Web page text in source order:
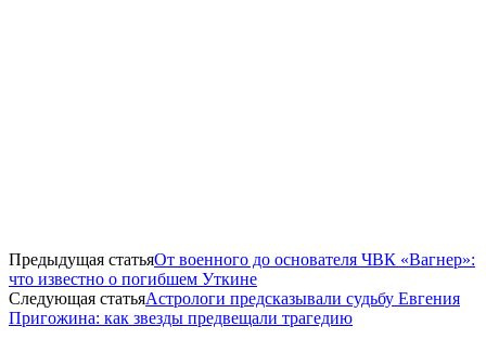
Предыдущая статьяОт военного до основателя ЧВК «Вагнер»:
что известно о погибшем Уткине
Следующая статьяАстрологи предсказывали судьбу Евгения
Пригожина: как звезды предвещали трагедию